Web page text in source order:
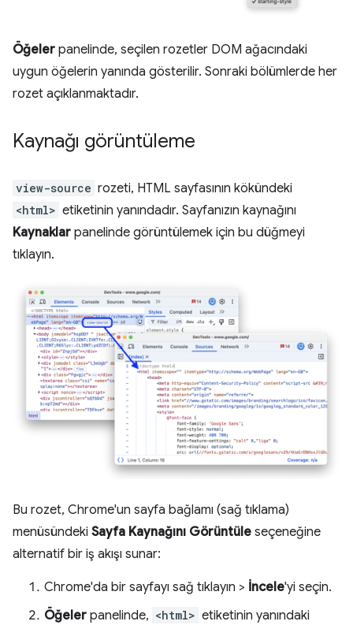
Öğeler panelinde, seçilen rozetler DOM ağacındaki
uygun öğelerin yanında gösterilir. Sonraki bölümlerde her
rozet açıklanmaktadır.
Kaynağı görüntüleme
view-source rozeti, HTML sayfasının kökündeki
<html> etiketinin yanındadır. Sayfanızın kaynağını
Kaynaklar panelinde görüntülemek için bu düğmeyi
tıklayın.
Bu rozet, Chrome'un sayfa bağlamı (sağ tıklama)
menüsündeki Sayfa Kaynağını Görüntüle seçeneğine
alternatif bir iş akışı sunar:
Chrome'da bir sayfayı sağ tıklayın > İncele'yi seçin.
Öğeler panelinde, <html> etiketinin yanındaki